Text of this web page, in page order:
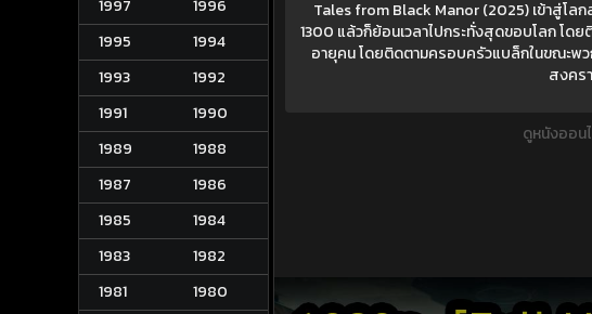
1997
1996
1995
1994
1993
1992
1991
1990
1989
1988
1987
1986
1985
1984
1983
1982
1981
1980
Tales from Black Manor (2025) เข้าสู่โล
1300 แล้วก็ย้อนเวลาไปกระทั่งสุดขอบโลก โด
อายุคน โดยติดตามครอบครัวแบล็กในขณะพว
สงคร
ดูหนังออน